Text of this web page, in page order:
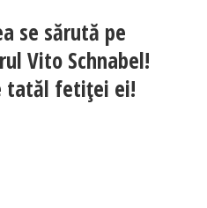
se sărută pe
Vito Schnabel!
tatăl fetiței ei!